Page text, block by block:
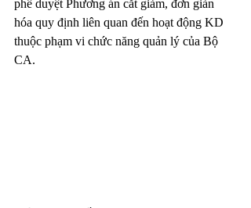
phê duyệt Phương án cắt giảm, đơn giản
hóa quy định liên quan đến hoạt động KD
thuộc phạm vi chức năng quản lý của Bộ
CA.